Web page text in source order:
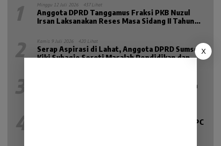
1 Minggu 12 Juli 2026 437 Lihat
Anggota DPRD Tanggamus Fraksi PKB Nuzul
Irsan Laksanakan Reses Masa Sidang II Tahun
2 Kamis 9 Juli 2026 420 Lihat
Serap Aspirasi di Lahat, Anggota DPRD Sumsel
Kiki Subagio Soroti Masalah Pendidikan dan
3
Baru Hadir di Lahat, Galeri 24 Jadi Solusi Aman
4
Widia Ningsih resmi dilantik sebagai Ketua DPC
X